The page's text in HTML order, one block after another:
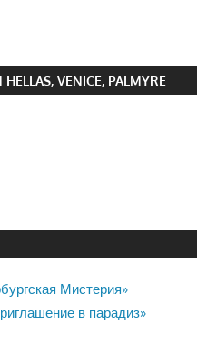
VENICE, PALMYRE
Мистерия»
в парадиз»